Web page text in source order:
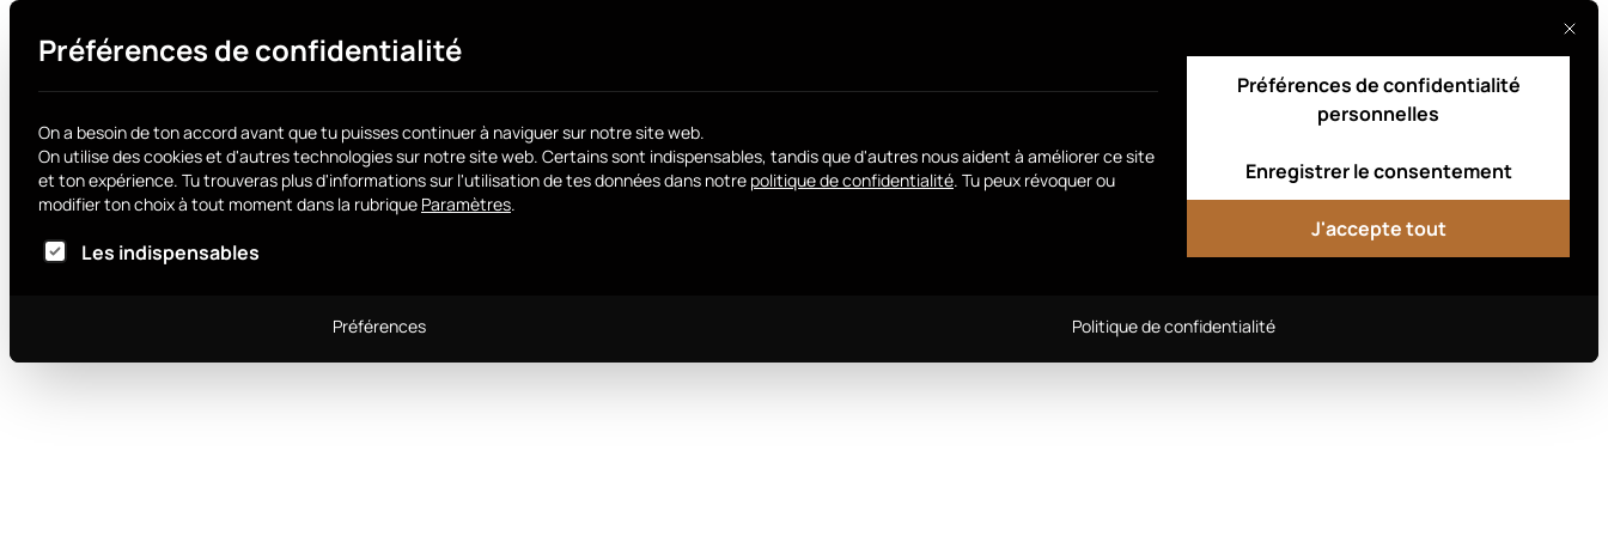
Ce
Préférences de confidentialité
On a besoin de ton accord avant que tu puisses continuer à naviguer sur notre site web.
On utilise des cookies et d'autres technologies sur notre site web. Certains sont indispensables, tandis que d'autres nous aident à améliorer ce site
et ton expérience. Tu trouveras plus d'informations sur l'utilisation de tes données dans notre politique de confidentialité. Tu peux révoquer ou
modifier ton choix à tout moment dans la rubrique Paramètres.
Voici la liste des groupes de services pour lesquels tu peux donner ton accord. Le premier groupe de services est indispensable et ne peut pas être
Les indispensables
Préférences de confidentialité
personnelles
Enregistrer le consentement
J'accepte tout
Préférences Politique de confidentialité